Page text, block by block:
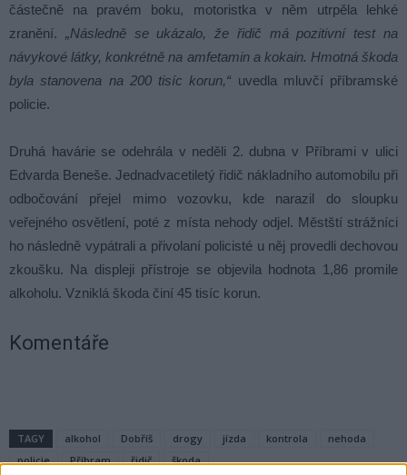
částečně na pravém boku, motoristka v něm utrpěla lehké
zranění. „Následně se ukázalo, že řidič má pozitivní test na
návykové látky, konkrétně na amfetamin a kokain. Hmotná škoda
byla stanovena na 200 tisíc korun,“ uvedla mluvčí příbramské
policie.
Druhá havárie se odehrála v neděli 2. dubna v Příbrami v ulici
Edvarda Beneše. Jednadvacetiletý řidič nákladního automobilu při
odbočování přejel mimo vozovku, kde narazil do sloupku
veřejného osvětlení, poté z místa nehody odjel. Městští strážníci
ho následně vypátrali a přivolaní policisté u něj provedli dechovou
zkoušku. Na displeji přístroje se objevila hodnota 1,86 promile
alkoholu. Vzniklá škoda činí 45 tisíc korun.
Komentáře
TAGY alkohol Dobříš drogy jízda kontrola
nehoda
policie
Příbram řidič škoda